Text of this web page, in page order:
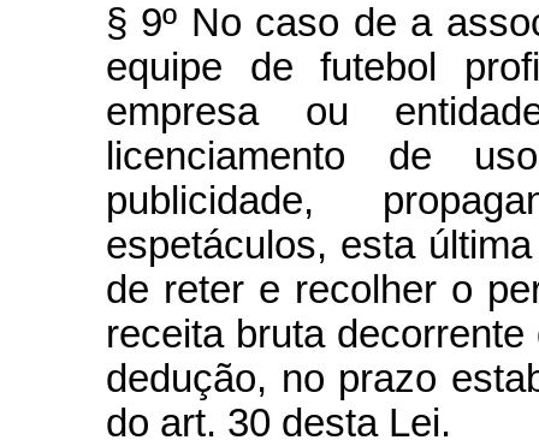
§ 9º No caso de a
equipe de futebol
empresa ou
licenciamento de
publicidade,
espetáculos, esta
de reter e recolher o
receita bruta
dedução, no prazo
do art. 30 desta Lei.